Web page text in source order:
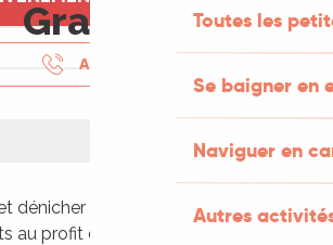
Toutes les
Se baigner en
Naviguer en
Autres
Gratuit
APPELER
dénicher l'objet rare au Drauzou !
au profit des Restos du Cœur de